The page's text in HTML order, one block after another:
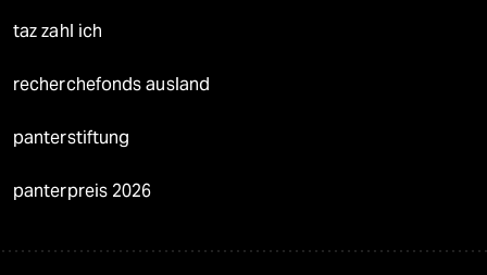
taz zahl ich
recherchefonds ausland
panterstiftung
panterpreis 2026